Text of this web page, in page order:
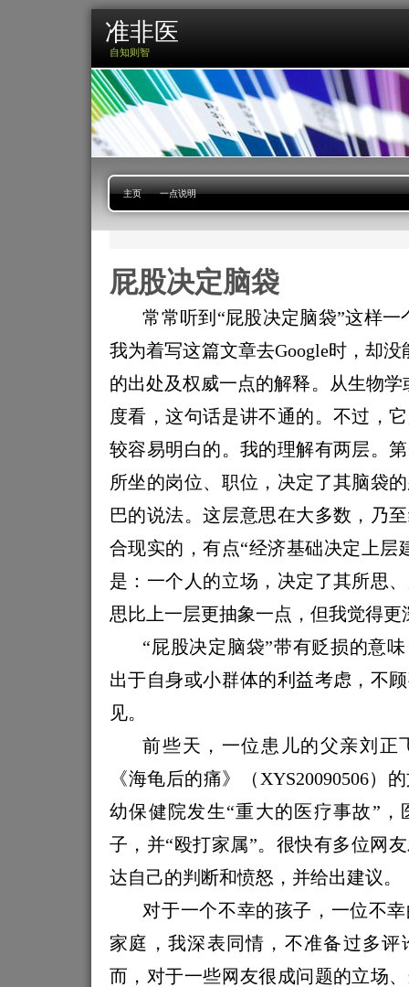
准非医
自知则智
主页 一点说明
屁股决定脑袋
常常听到“屁股决定脑袋”这样一
我为着写这篇文章去Google时，却没
的出处及权威一点的解释。从生物学
度看，这句话是讲不通的。不过，
较容易明白的。我的理解有两层。
所坐的岗位、职位，决定了其脑袋
巴的说法。这层意思在大多数，乃
合现实的，有点“经济基础决定上层
是：一个人的立场，决定了其所思
思比上一层更抽象一点，但我觉得更
“屁股决定脑袋”带有贬损的意
出于自身或小群体的利益考虑，不
见。
前些天，一位患儿的父亲刘正
《海龟后的痛》（ XYS20090506）
幼保健院发生“重大的医疗事故”，
子，并“殴打家属”。很快有多位网
达自己的判断和愤怒，并给出建议。
对于一个不幸的孩子，一位不
家庭，我深表同情，不准备过多评
而，对于一些网友很成问题的立场